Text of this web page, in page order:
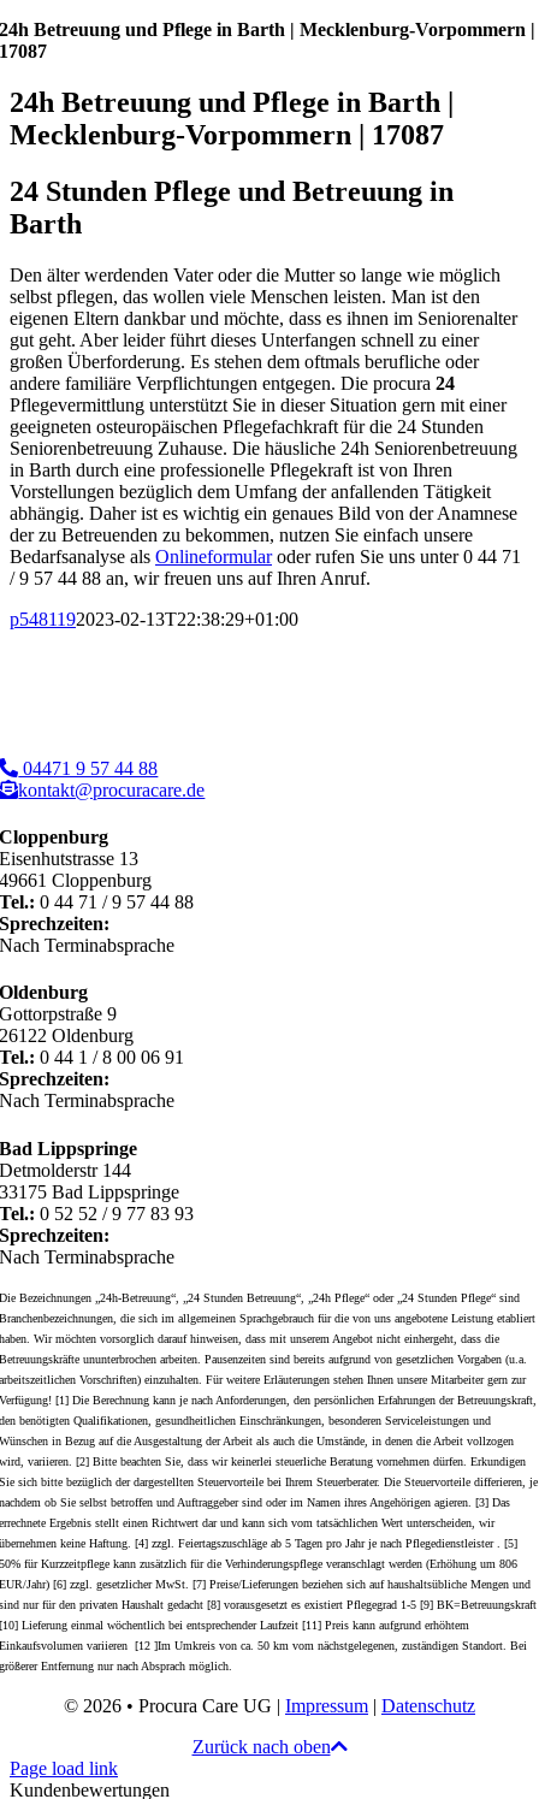
24h Betreuung und Pflege in Barth | Mecklenburg-Vorpommern |
17087
24h Betreuung und Pflege in Barth |
Mecklenburg-Vorpommern | 17087
24 Stunden Pflege und Betreuung in
Barth
Den älter werdenden Vater oder die Mutter so lange wie möglich
selbst pflegen, das wollen viele Menschen leisten. Man ist den
eigenen Eltern dankbar und möchte, dass es ihnen im Seniorenalter
gut geht. Aber leider führt dieses Unterfangen schnell zu einer
großen Überforderung. Es stehen dem oftmals berufliche oder
andere familiäre Verpflichtungen entgegen. Die procura 24
Pflegevermittlung unterstützt Sie in dieser Situation gern mit einer
geeigneten osteuropäischen Pflegefachkraft für die 24 Stunden
Seniorenbetreuung Zuhause. Die häusliche 24h Seniorenbetreuung
in Barth durch eine professionelle Pflegekraft ist von Ihren
Vorstellungen bezüglich dem Umfang der anfallenden Tätigkeit
abhängig. Daher ist es wichtig ein genaues Bild von der Anamnese
der zu Betreuenden zu bekommen, nutzen Sie einfach unsere
Bedarfsanalyse als Onlineformularoder rufen Sie uns unter 0 44 71
/ 9 57 44 88 an, wir freuen uns auf Ihren Anruf.
p5481192023-02-13T22:38:29+01:00
04471 9 57 44 88
kontakt@procuracare.de
Cloppenburg
Eisenhutstrasse 13
49661 Cloppenburg
Tel.: 0 44 71 / 9 57 44 88
Sprechzeiten:
Nach Terminabsprache
Oldenburg
Gottorpstraße 9
26122 Oldenburg
Tel.: 0 44 1 / 8 00 06 91
Sprechzeiten:
Nach Terminabsprache
Bad Lippspringe
Detmolderstr 144
33175 Bad Lippspringe
Tel.: 0 52 52 / 9 77 83 93
Sprechzeiten:
Nach Terminabsprache
Die Bezeichnungen „24h-Betreuung“, „24 Stunden Betreuung“, „24h Pflege“ oder „24 Stunden Pflege“ sind
Branchenbezeichnungen, die sich im allgemeinen Sprachgebrauch für die von uns angebotene Leistung etabliert
haben. Wir möchten vorsorglich darauf hinweisen, dass mit unserem Angebot nicht einhergeht, dass die
Betreuungskräfte ununterbrochen arbeiten. Pausenzeiten sind bereits aufgrund von gesetzlichen Vorgaben (u.a.
arbeitszeitlichen Vorschriften) einzuhalten. Für weitere Erläuterungen stehen Ihnen unsere Mitarbeiter gern zur
Verfügung! [1] Die Berechnung kann je nach Anforderungen, den persönlichen Erfahrungen der Betreuungskraft,
den benötigten Qualifikationen, gesundheitlichen Einschränkungen, besonderen Serviceleistungen und
Wünschen in Bezug auf die Ausgestaltung der Arbeit als auch die Umstände, in denen die Arbeit vollzogen
wird, variieren. [2] Bitte beachten Sie, dass wir keinerlei steuerliche Beratung vornehmen dürfen. Erkundigen
Sie sich bitte bezüglich der dargestellten Steuervorteile bei Ihrem Steuerberater. Die Steuervorteile differieren, je
nachdem ob Sie selbst betroffen und Auftraggeber sind oder im Namen ihres Angehörigen agieren. [3] Das
errechnete Ergebnis stellt einen Richtwert dar und kann sich vom tatsächlichen Wert unterscheiden, wir
übernehmen keine Haftung. [4] zzgl. Feiertagszuschläge ab 5 Tagen pro Jahr je nach Pflegedienstleister . [5]
50% für Kurzzeitpflege kann zusätzlich für die Verhinderungspflege veranschlagt werden (Erhöhung um 806
EUR/Jahr) [6] zzgl. gesetzlicher MwSt. [7] Preise/Lieferungen beziehen sich auf haushaltsübliche Mengen und
sind nur für den privaten Haushalt gedacht [8] vorausgesetzt es existiert Pflegegrad 1-5 [9] BK=Betreuungskraft
[10] Lieferung einmal wöchentlich bei entsprechender Laufzeit [11] Preis kann aufgrund erhöhtem
Einkaufsvolumen variieren [12 ]Im Umkreis von ca. 50 km vom nächstgelegenen, zuständigen Standort. Bei
größerer Entfernung nur nach Absprach möglich.
© 2026 • Procura Care UG | Impressum | Datenschutz
Zurück nach oben
Page load link
Kundenbewertungen